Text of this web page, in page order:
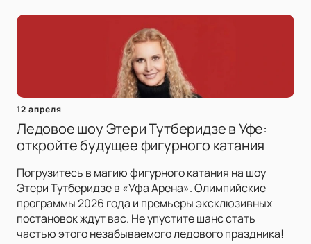
12 апреля
Ледовое шоу Этери Тутберидзе в Уфе:
откройте будущее фигурного катания
Погрузитесь в магию фигурного катания на шоу
Этери Тутберидзе в «Уфа Арена». Олимпийские
программы 2026 года и премьеры эксклюзивных
постановок ждут вас. Не упустите шанс стать
частью этого незабываемого ледового праздника!